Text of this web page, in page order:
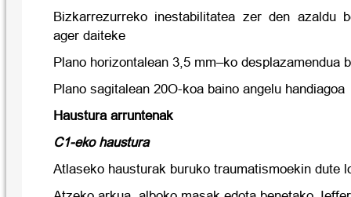
Bizkarrezurreko inestabilitatea zer den azaldu
ager daiteke
Plano horizontalean 3,5 mm–ko desplazamendua
Plano sagitalean 20O-koa baino angelu handiagoa
Haustura arruntenak
C1-eko haustura
Atlaseko hausturak buruko traumatismoekin dute